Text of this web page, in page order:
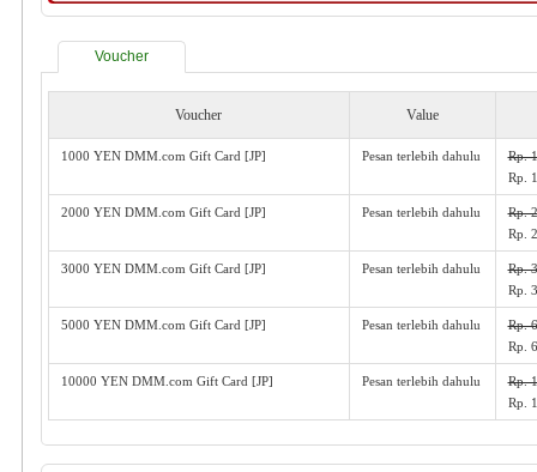
Voucher
Voucher Value
1000 YEN DMM.com Gift Card [JP] Pesan terlebih dahulu
Rp.
Rp.
2000 YEN DMM.com Gift Card [JP] Pesan terlebih dahulu
Rp.
Rp.
3000 YEN DMM.com Gift Card [JP] Pesan terlebih dahulu
Rp.
Rp.
5000 YEN DMM.com Gift Card [JP] Pesan terlebih dahulu
Rp.
Rp.
10000 YEN DMM.com Gift Card [JP] Pesan terlebih dahulu
Rp.
Rp.